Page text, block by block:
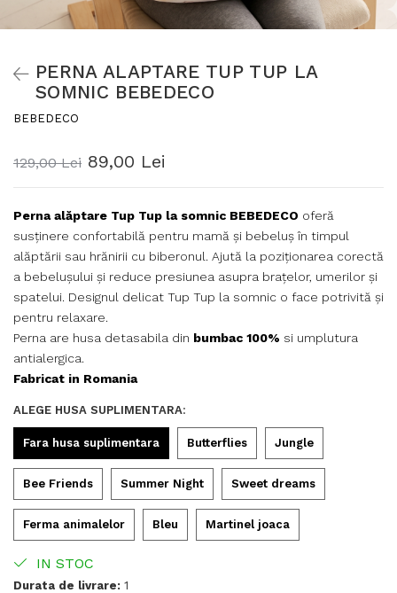
PERNA ALAPTARE TUP TUP LA
SOMNIC BEBEDECO
BEBEDECO
129,00 Lei 89,00 Lei
Perna alăptare Tup Tup la somnic BEBEDECO oferă
susținere confortabilă pentru mamă și bebeluș în timpul
alăptării sau hrănirii cu biberonul. Ajută la poziționarea corectă
a bebelușului și reduce presiunea asupra brațelor, umerilor și
spatelui. Designul delicat Tup Tup la somnic o face potrivită și
pentru relaxare.
Perna are husa detasabila din bumbac 100% si umplutura
antialergica.
Fabricat in Romania
ALEGE HUSA SUPLIMENTARA:
Fara husa suplimentara Butterflies Jungle
Bee Friends Summer Night Sweet dreams
Ferma animalelor Bleu Martinel joaca
IN STOC
Durata de livrare: 1